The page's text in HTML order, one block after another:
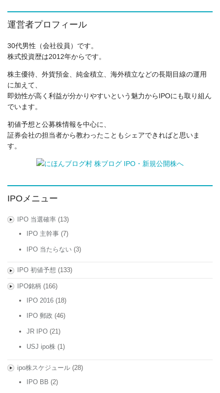
運営者プロフィール
30代男性（会社役員）です。
株式投資歴は2012年からです。
株主優待、外貨預金、純金積立、海外積立などの長期目線の運用
に加えて、
即効性が高く利益が分かりやすいという魅力からIPOにも取り組ん
でいます。
初値予想と公募株情報を中心に、
証券会社の担当者から教わったこともシェアできればと思いま
す。
IPOメニュー
IPO 当選確率(13)
IPO 主幹事 (7)
IPO 当たらない (3)
IPO 初値予想 (133)
IPO銘柄 (166)
IPO 2016 (18)
IPO 郵政 (46)
JR IPO (21)
USJ ipo株 (1)
ipo株スケジュール(28)
IPO BB (2)